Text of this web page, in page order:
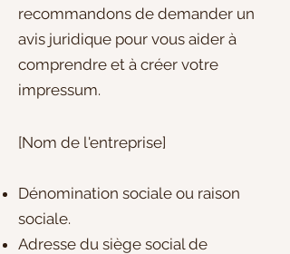
recommandons de demander un
avis juridique pour vous aider à
comprendre et à créer votre
impressum.
[Nom de l'entreprise]
Dénomination sociale ou raison
sociale.
Adresse du siège social de